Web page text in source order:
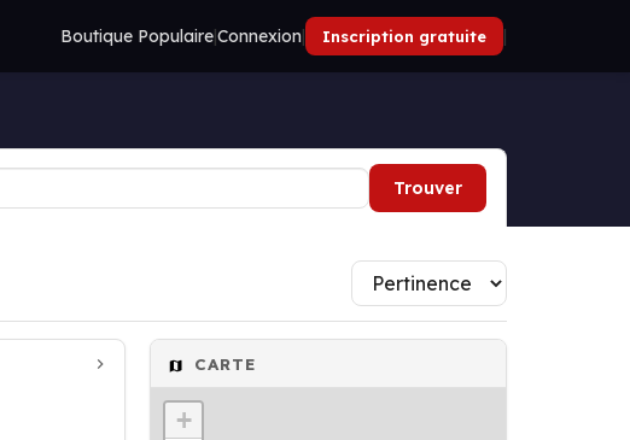
Boutique Populaire|Connexion| Inscription gratuite |
Trouver
CARTE
+